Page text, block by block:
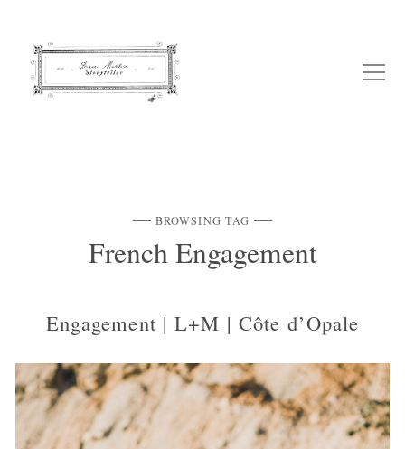
BROWSING TAG
French Engagement
Engagement | L+M | Côte d’Opale